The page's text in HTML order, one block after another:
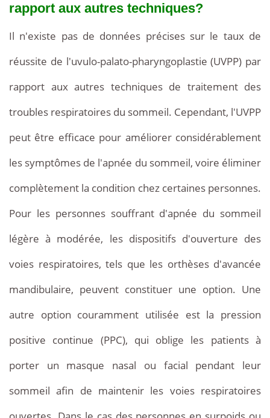
rapport aux autres techniques?
Il n'existe pas de données précises sur le taux de
réussite de l'uvulo-palato-pharyngoplastie (UVPP) par
rapport aux autres techniques de traitement des
troubles respiratoires du sommeil. Cependant, l'UVPP
peut être efficace pour améliorer considérablement
les symptômes de l'apnée du sommeil, voire éliminer
complètement la condition chez certaines personnes.
Pour les personnes souffrant d'apnée du sommeil
légère à modérée, les dispositifs d'ouverture des
voies respiratoires, tels que les orthèses d'avancée
mandibulaire, peuvent constituer une option. Une
autre option couramment utilisée est la pression
positive continue (PPC), qui oblige les patients à
porter un masque nasal ou facial pendant leur
sommeil afin de maintenir les voies respiratoires